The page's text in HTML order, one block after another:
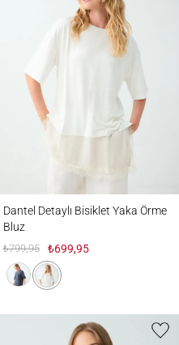
Dantel Detaylı Bisiklet Yaka Örme
Bluz
₺799,95 ₺699,95